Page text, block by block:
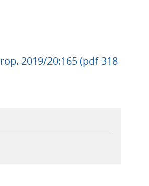
2019/20:165 (pdf 318